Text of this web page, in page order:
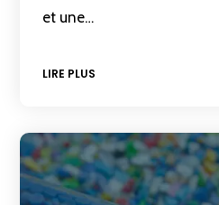
et une…
LIRE PLUS